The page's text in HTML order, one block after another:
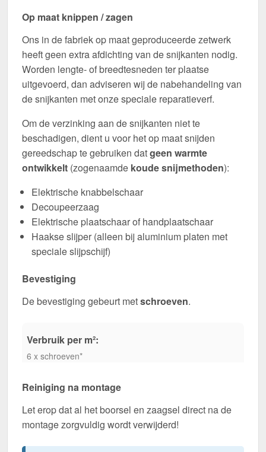
Op maat knippen / zagen
Ons in de fabriek op maat geproduceerde zetwerk
heeft geen extra afdichting van de snijkanten nodig.
Worden lengte- of breedtesneden ter plaatse
uitgevoerd, dan adviseren wij de nabehandeling van
de snijkanten met onze speciale reparatieverf.
Om de verzinking aan de snijkanten niet te
beschadigen, dient u voor het op maat snijden
gereedschap te gebruiken datgeen warmte
ontwikkelt (zogenaamde koude snijmethoden):
Elektrische knabbelschaar
Decoupeerzaag
Elektrische plaatschaar of handplaatschaar
Haakse slijper (alleen bij aluminium platen met
speciale slijpschijf)
Bevestiging
De bevestiging gebeurt metschroeven.
Verbruik per m²:
6 x schroeven*
Reiniging na montage
Let erop dat al het boorsel en zaagsel direct na de
montage zorgvuldig wordt verwijderd!